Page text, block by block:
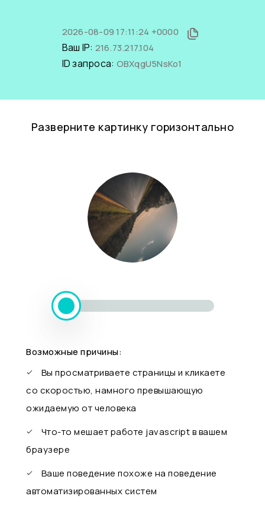
2026-08-09 17:11:24 +0000
Ваш IP: 216.73.217.104
ID запроса: OBXqgU5NsKo1
Разверните картинку горизонтально
Возможные причины:
Вы просматриваете страницы и кликаете
со скоростью, намного превышающую
ожидаемую от человека
Что-то мешает работе javascript в вашем
браузере
Ваше поведение похоже на поведение
автоматизированных систем